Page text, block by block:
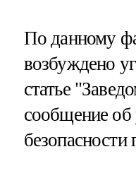
По данному
возбуждено
статье
сообщение об
безопасности